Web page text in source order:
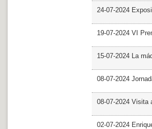
24-07-2024
19-07-2024 VI
15-07-2024 La
08-07-2024
08-07-2024 Visita
02-07-2024